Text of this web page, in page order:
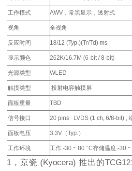
工作模式 AWV，常黑显示，透射式
视角 全视角
反应时间 18/12 (Typ.)(Tr/Td) ms
显示颜色 262K/16.7M (6-bit / 8-bit)
光源类型 WLED
触摸类型 投射电容触摸屏
面板重量 TBD
信号接口 20 pins LVDS (1 ch, 6/8-bit) ,
面板电压 3.3V（Typ.）
工作环境 工作:-30 ~ 80 °C存储温度:-30 ~
1，京瓷 (Kyocera) 推出的